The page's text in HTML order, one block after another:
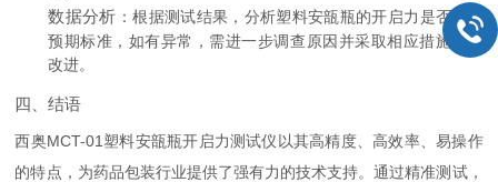
数据分析 ：根据测试结果，分析塑料安瓿瓶的开启力是否符合
预期标准，如有异常，需进一步调查原因并采取相应措施进行
改进。
四、结语
西奥MCT-01塑料安瓿瓶开启力测试仪以其高精度、高效率、易操作
的特点，为药品包装行业提供了强有力的技术支持。通过精准测试，